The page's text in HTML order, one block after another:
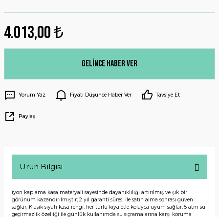
4.013,00 ₺
Gelince Haber Ver
Yorum Yaz Fiyatı Düşünce Haber Ver Tavsiye Et
Paylaş
Ürün Bilgisi
İyon kaplama kasa materyali sayesinde dayanıklılığı artırılmış ve şık bir
görünüm kazandırılmıştır; 2 yıl garanti süresi ile satın alma sonrası güven
sağlar; Klasik siyah kasa rengi, her türlü kıyafetle kolayca uyum sağlar; 5 atm su
geçirmezlik özelliği ile günlük kullanımda su sıçramalarına karşı koruma